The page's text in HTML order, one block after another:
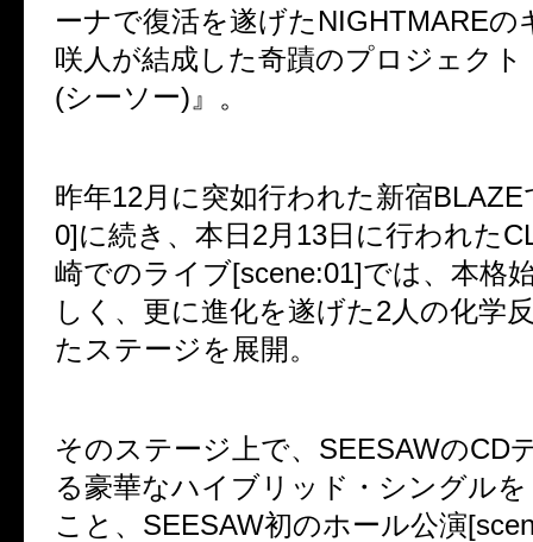
ーナで復活を遂げたNIGHTMAREの
咲人が結成した奇蹟のプロジェクト
(シーソー)』。
昨年12月に突如行われた新宿
0]に続き、 本日2月13日に行われた
崎でのライブ[scene:01]では、本格
しく、更に進化を遂げた2人の化学
たステージを展開。
そのステージ上で、SEESAWのCD
る豪華なハイブリッド・シングル
こと、 SEESAW初のホール公演